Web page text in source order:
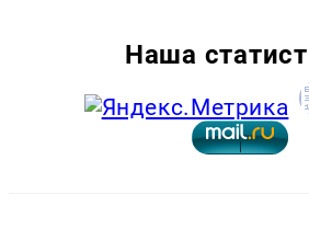
Наша